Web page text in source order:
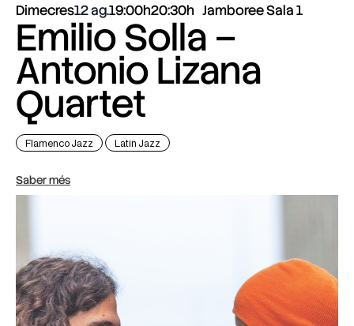
Dimecres12 ag.19:00h20:30h Jamboree Sala 1
Emilio Solla –
Antonio Lizana
Quartet
Flamenco Jazz Latin Jazz
Saber més